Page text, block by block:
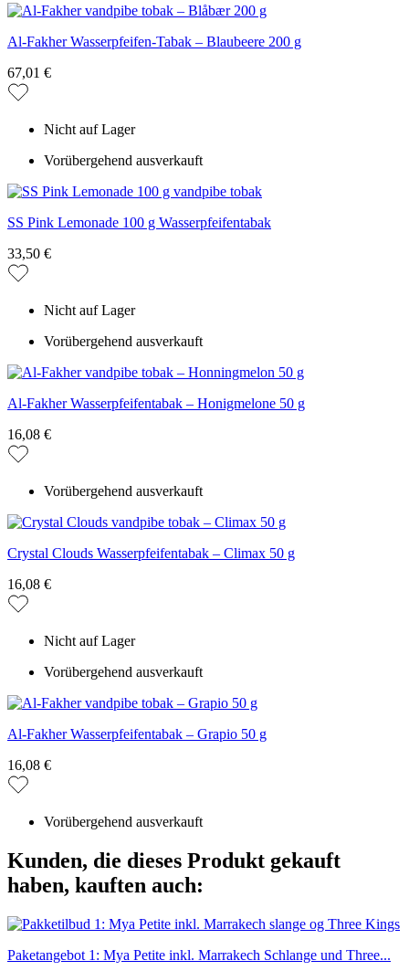
Al-Fakher Wasserpfeifen-Tabak – Blaubeere 200 g
67,01 €
Nicht auf Lager
Vorübergehend ausverkauft
SS Pink Lemonade 100 g Wasserpfeifentabak
33,50 €
Nicht auf Lager
Vorübergehend ausverkauft
Al-Fakher Wasserpfeifentabak – Honigmelone 50 g
16,08 €
Vorübergehend ausverkauft
Crystal Clouds Wasserpfeifentabak – Climax 50 g
16,08 €
Nicht auf Lager
Vorübergehend ausverkauft
Al-Fakher Wasserpfeifentabak – Grapio 50 g
16,08 €
Vorübergehend ausverkauft
Kunden, die dieses Produkt gekauft
haben, kauften auch:
Paketangebot 1: Mya Petite inkl. Marrakech Schlange und Three...